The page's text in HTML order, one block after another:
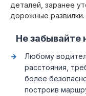
деталей, заранее
дорожные развилки.
Не забывайте
Любому
расстояния,
более
построив